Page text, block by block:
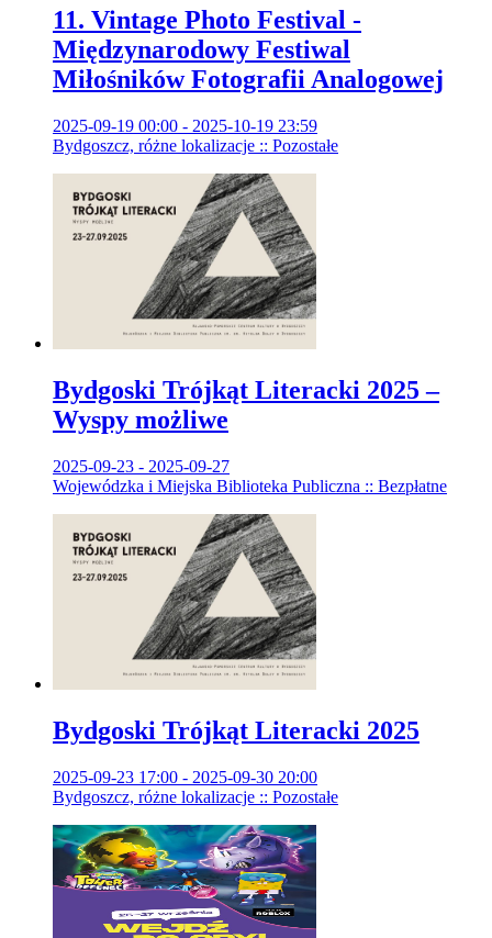
11. Vintage Photo Festival -
Międzynarodowy Festiwal
Miłośników Fotografii Analogowej
2025-09-19 00:00 - 2025-10-19 23:59
Bydgoszcz, różne lokalizacje :: Pozostałe
Bydgoski Trójkąt Literacki 2025 –
Wyspy możliwe
2025-09-23 - 2025-09-27
Wojewódzka i Miejska Biblioteka Publiczna :: Bezpłatne
Bydgoski Trójkąt Literacki 2025
2025-09-23 17:00 - 2025-09-30 20:00
Bydgoszcz, różne lokalizacje :: Pozostałe